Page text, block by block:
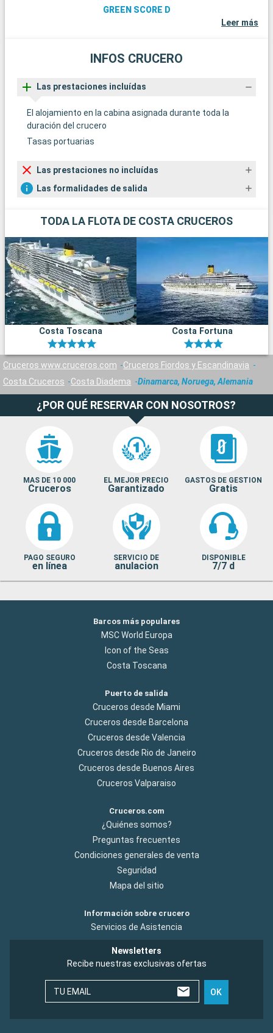
GREEN SCORE D
Leer más
INFOS CRUCERO
Las prestaciones incluídas
El alojamiento en la cabina asignada durante toda la
duración del crucero
Tasas portuarias
Las prestaciones no incluídas
Las formalidades de salida
TODA LA FLOTA DE COSTA CRUCEROS
Costa Toscana Costa Fortuna
Cruceros www.cruceros.com
Cruceros Fiordos y Escandinavia
Costa Cruceros
Costa Diadema Dinamarca, Noruega, Alemania
¿POR QUÉ RESERVAR CON NOSOTROS?
MAS DE 10 000
Cruceros
EL MEJOR PRECIO
Garantizado
GASTOS DE GESTION
Gratis
PAGO SEGURO
en línea
SERVICIO DE
anulacion
DISPONIBLE
7/7 d
Barcos más populares
MSC World Europa
Icon of the Seas
Costa Toscana
Puerto de salida
Cruceros desde Miami
Cruceros desde Barcelona
Cruceros desde Valencia
Cruceros desde Rio de Janeiro
Cruceros desde Buenos Aires
Cruceros Valparaiso
Cruceros.com
¿Quiénes somos?
Preguntas frecuentes
Condiciones generales de venta
Seguridad
Mapa del sitio
Información sobre crucero
Servicios de Asistencia
Newsletters
Recibe nuestras exclusivas ofertas
TU EMAIL OK